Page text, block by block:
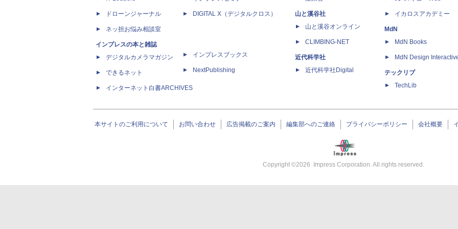
ドローンジャーナル
ネッ担お悩み相談室
インプレスの本と雑誌
デジタルカメラマガジン
できるネット
インターネット白書ARCHIVES
DIGITAL X（デジタルクロス）
インプレスブックス
NextPublishing
山と溪谷社
山と溪谷オンライン
CLIMBING-NET
近代科学社
近代科学社Digital
イカロスアカデミー
MdN
MdN Books
MdN Design
テックリブ
TechLib
本サイトのご利用について お問い合わせ 広告掲載のご案内 編集部へのご連絡 プライバシーポリシー 会社概要
Copyright ©2026 Impress Corporation. All rights reserved.